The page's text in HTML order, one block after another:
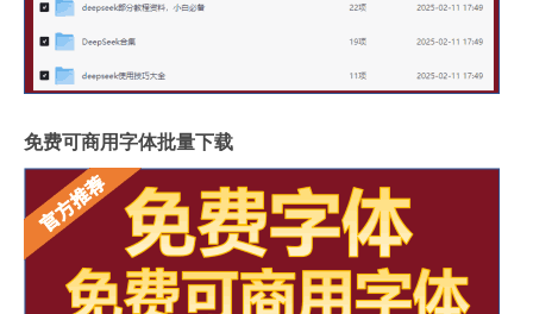
免费可商用字体批量下载